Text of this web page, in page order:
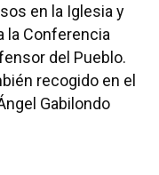
en la Iglesia y
la Conferencia
del Pueblo.
recogido en el
Gabilondo